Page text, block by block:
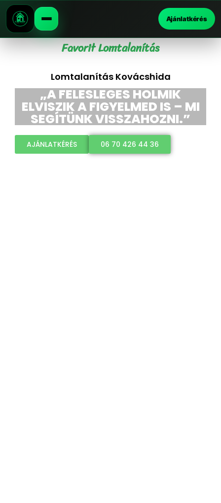
Ajánlatkérés
Favorit Lomtalanítás
Lomtalanítás Kovácshida
„A FELESLEGES HOLMIK
ELVISZIK A FIGYELMED IS – MI
SEGÍTÜNK VISSZAHOZNI.”
AJÁNLATKÉRÉS 06 70 426 44 36